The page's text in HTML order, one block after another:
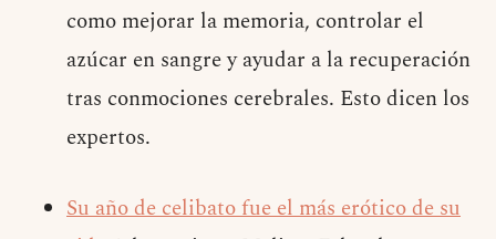
como mejorar la memoria, controlar el
azúcar en sangre y ayudar a la recuperación
tras conmociones cerebrales. Esto dicen los
expertos.
Su año de celibato fue el más erótico de su